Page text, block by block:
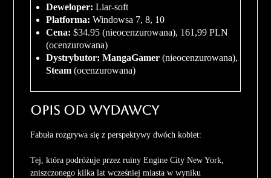
Deweloper: Liar-soft
Platforma: Windowsa 7, 8, 10
Cena: $34.95 (nieocenzurowana), 161,99 PLN
(ocenzurowana)
Dystrybutor: MangaGamer (nieocenzurowana),
Steam (ocenzurowana)
Opis od wydawcy
Fabuła rozgrywa się z perspektywy dwóch kobiet:
Tej, która podróżuje przez ruiny Engine City New York,
zniszczonego kilka lat wcześniej miasta w wyniku